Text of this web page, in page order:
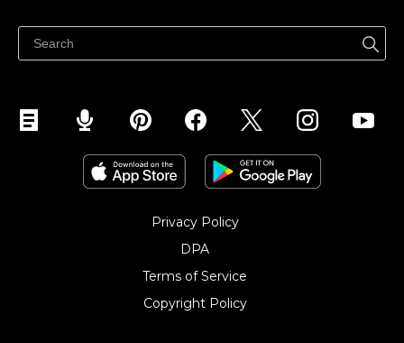
Quảng bá ở bất cứ đâu
Kiểm soát mọi thứ
Privacy Policy
DPA
Terms of Service
Copyright Policy‎